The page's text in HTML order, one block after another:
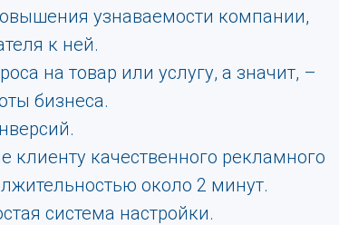
узнаваемости компании,
к ней.
на товар или услугу, а значит, –
бизнеса.
клиенту качественного рекламного
около 2 минут.
система настройки.